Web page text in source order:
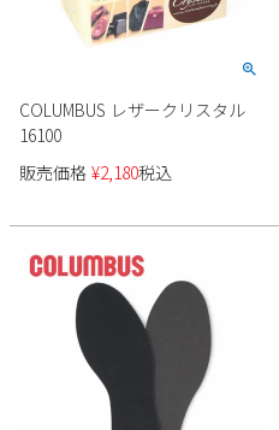
COLUMBUS レザークリスタル
16100
販売価格 ¥2,180税込